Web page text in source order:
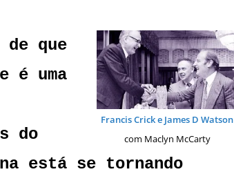
Francis Crick e James D Watson
com Maclyn McCarty
que
é uma
do
está se tornando